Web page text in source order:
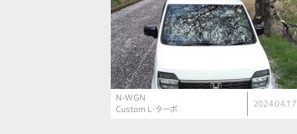
N-WGN
Custom L・ターボ
2024.04.17